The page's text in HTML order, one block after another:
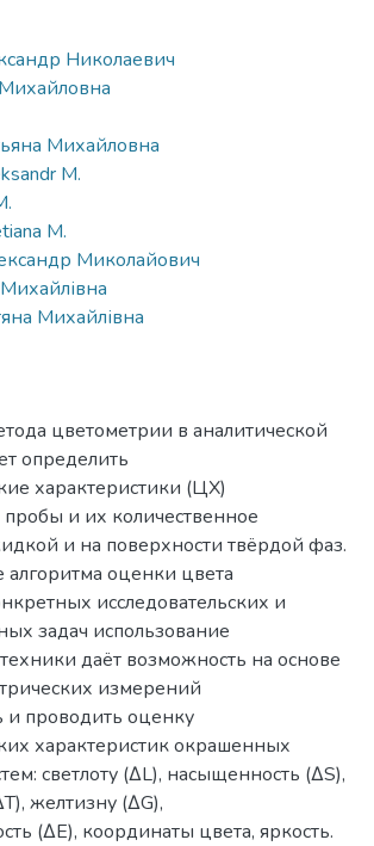
Николаевич
Михайловна
M.
M.
Миколайович
Михайлівна
цветометрии в аналитической
определить
характеристики (ЦХ)
и их количественное
и на поверхности твёрдой фаз.
алгоритма оценки цвета
исследовательских и
задач использование
даёт возможность на основе
измерений
и проводить оценку
характеристик окрашенных
светлоту (∆L), насыщенность (∆S),
желтизну (∆G),
(∆Е), координаты цвета, яркость.